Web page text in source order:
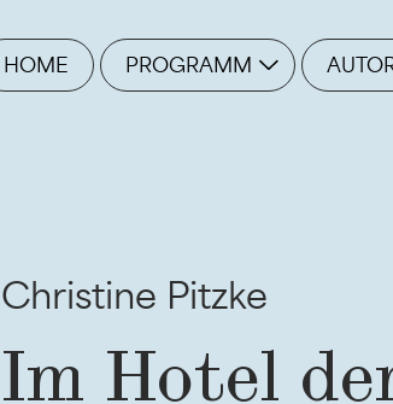
HOME PROGRAMM
Christine Pitzke
Im Hotel